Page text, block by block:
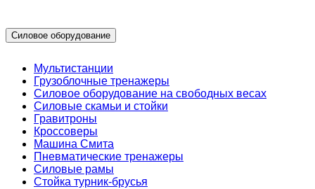
Силовое оборудование
Мультистанции
Грузоблочные тренажеры
Силовое оборудование на свободных весах
Силовые скамьи и стойки
Гравитроны
Кроссоверы
Машина Смита
Пневматические тренажеры
Силовые рамы
Стойка турник-брусья